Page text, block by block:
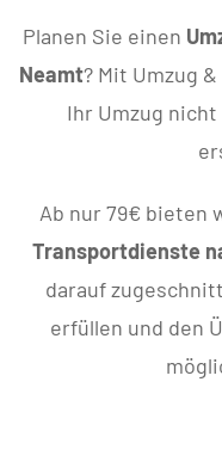
Planen Sie einen
Neamt? Mit Umzug
Ihr Umzug
Ab nur 79€ bieten
Transportdienste
darauf
erfüllen und den